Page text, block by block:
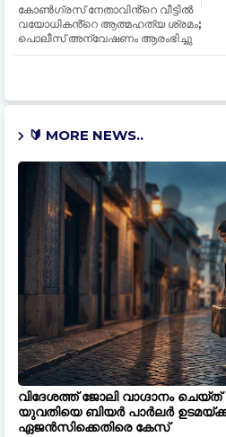
കോണ്‍ഗ്രസ് നേതാവിൻ്റെ വീട്ടില്‍
വയോധികൻ്റെ ആത്മഹത്യ ശ്രമം;
പൊലീസ് അന്വേഷണം ആരംഭിച്ചു
🔰 MORE NEWS..
വിദേശത്ത് ജോലി വാഗ്ദാനം ചെയ്ത്
യുവതിയെ ബിയർ പാർലർ ഉടമയ്ക്ക്
ഏജൻസിക്കെതിരെ കേസ്